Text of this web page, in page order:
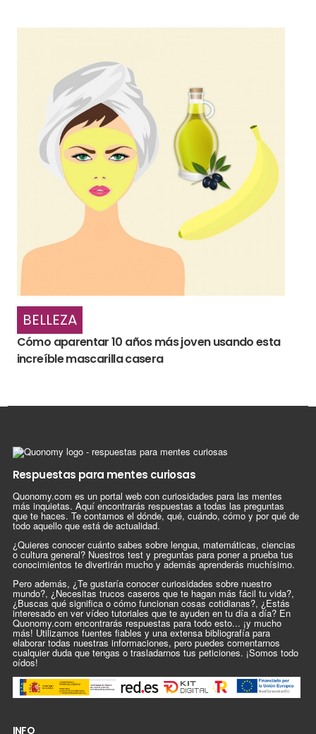
BELLEZA
Cómo aparentar 10 años más joven usando esta
increíble mascarilla casera
Respuestas para mentes curiosas
Quonomy.com es un portal web con curiosidades para las mentes
más inquietas. Aquí encontrarás respuestas a todas las preguntas
que te haces. Te contamos el dónde, qué, cuándo, cómo y por qué de
todo aquello que está de actualidad.
¿Quieres conocer cuánto sabes sobre lengua, matemáticas, ciencias
o cultura general? Nuestros test y preguntas para poner a prueba tus
conocimientos te divertirán mucho y además aprenderás muchísimo.
Pero además, ¿Te gustaría conocer curiosidades sobre nuestro
mundo?, ¿Necesitas trucos caseros que te hagan más fácil tu vida?,
¿Buscas qué significa o cómo funcionan cosas cotidianas?, ¿Estás
interesado en ver vídeo tutoriales que te ayuden en tu día a día? En
Quonomy.com encontrarás respuestas para todo esto... ¡y mucho
más! Utilizamos fuentes fiables y una extensa bibliografía para
elaborar todas nuestras informaciones, pero puedes comentarnos
cualquier duda que tengas o trasladarnos tus peticiones. ¡Somos todo
oídos!
INFO